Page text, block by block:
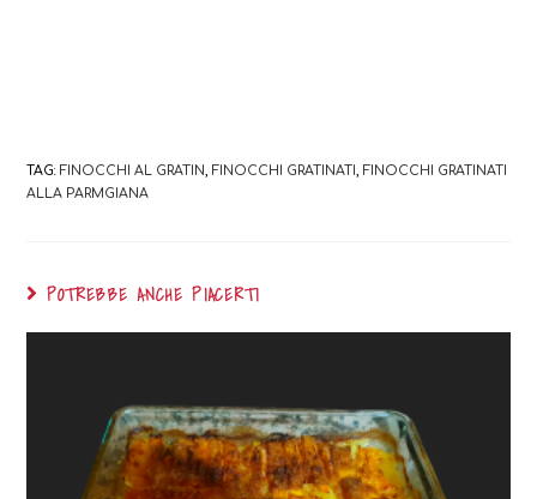
TAG:FINOCCHI AL GRATIN, FINOCCHI GRATINATI, FINOCCHI GRATINATI
ALLA PARMGIANA
POTREBBE ANCHE PIACERTI